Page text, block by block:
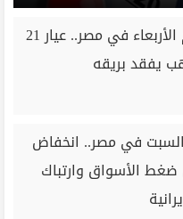
أسعار الذهب اليوم الأربعاء في مصر.. عيار 21
يفقد بريقه
في مصر.. انخفاض
ضغط الأسواق وارتباك